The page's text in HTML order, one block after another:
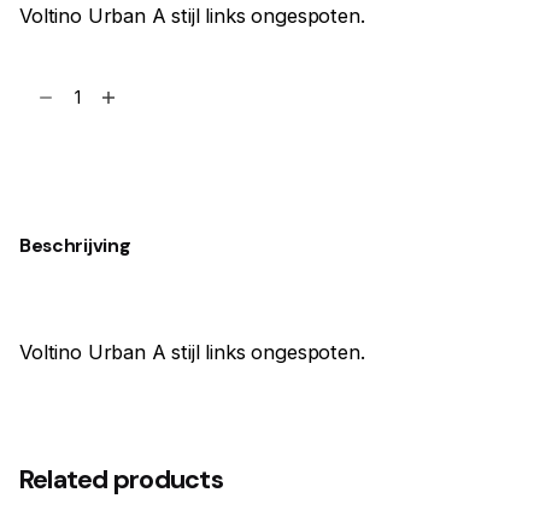
Voltino Urban A stijl links ongespoten.
Beschrijving
Voltino Urban A stijl links ongespoten.
Related products